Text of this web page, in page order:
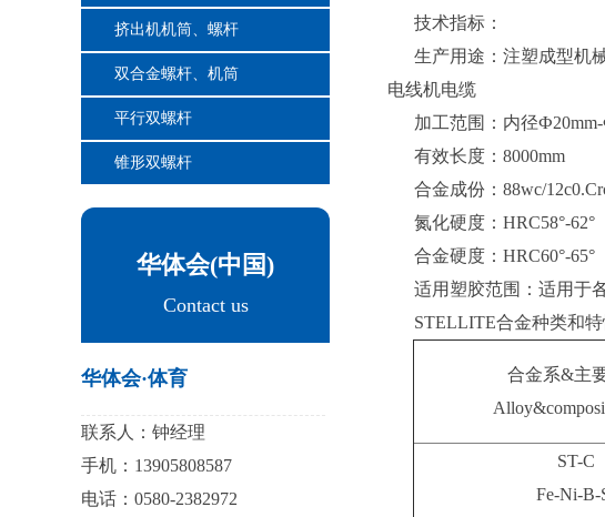
挤出机机筒、螺杆
双合金螺杆、机筒
平行双螺杆
锥形双螺杆
华体会(中国)
Contact us
华体会·体育
联系人：钟经理
手机：13905808587
电话：0580-2382972
技术指标：
生产用途：注塑成型机
电线机电缆
加工范围：内径
有效长度：8000mm
合金成份：88wc/
氮化硬度：HRC58°-62°
合金硬度：HRC60°-65°
适用塑胶范围：适用于
STELLITE合金种类和特
合金系&主
ST-C
Fe-Ni-B-